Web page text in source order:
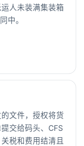
人未装满集装箱
中。
文件，授权将货
交给码头、CFS
税和费用结清且